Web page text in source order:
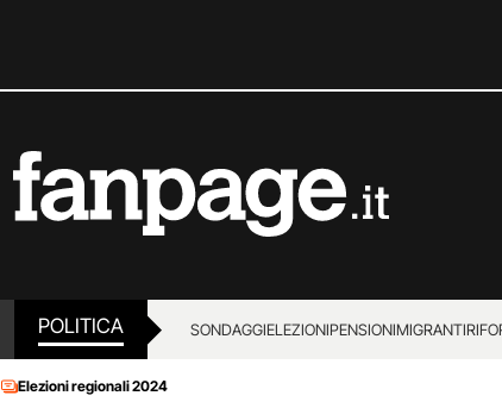
POLITICA SONDAGGIELEZIONIPENSIONIMIGRANTI
Elezioni regionali 2024